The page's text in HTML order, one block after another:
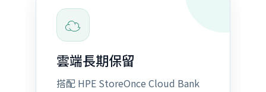
☁️
雲端長期保留
搭配 HPE StoreOnce Cloud Bank